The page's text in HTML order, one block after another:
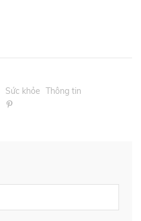
Sức khỏe Thông tin